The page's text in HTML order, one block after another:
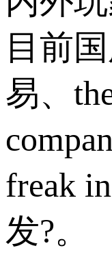
目前
易、
freak
发?。